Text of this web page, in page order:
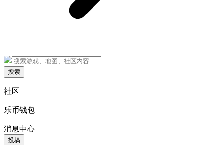
搜索
社区
乐币钱包
消息中心
投稿